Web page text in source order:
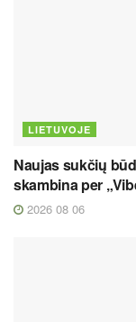
LIETUVOJE
Naujas sukčių
skambina per
2026 08 06